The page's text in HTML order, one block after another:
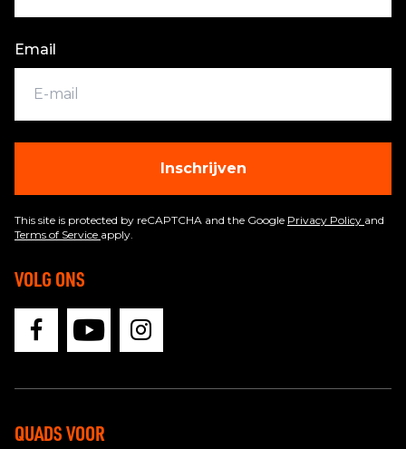
Email
Inschrijven
This site is protected by reCAPTCHA and the Google Privacy Policy and
Terms of Service apply.
VOLG ONS
QUADS VOOR